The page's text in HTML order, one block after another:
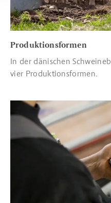
Produktionsformen
In der dänischen
vier Produktionsformen.
Read more about